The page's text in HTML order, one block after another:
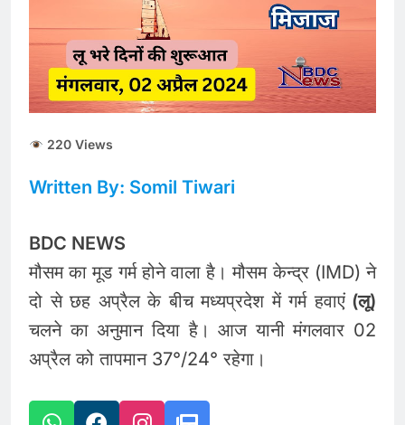
भारतीय शेयर बाजार में
सकारात्मक शुरुआत, सेंसेक्स-
निफ्टी हरे निशान पर खुले;
क्रूड ऑयल में नरमी
August 6, 2026
6 अगस्त 2026 पंचांग, मूलांक
और राशिफल: जानिए आज का
220 Views
Written By: Somil Tiwari
BDC NEWS
मौसम का मूड गर्म होने वाला है। मौसम केन्द्र (IMD) ने
दो से छह अप्रैल के बीच मध्यप्रदेश में गर्म हवाएं(लू)
चलने का अनुमान दिया है। आज यानी मंगलवार 02
अप्रैल को तापमान 37°/24° रहेगा।